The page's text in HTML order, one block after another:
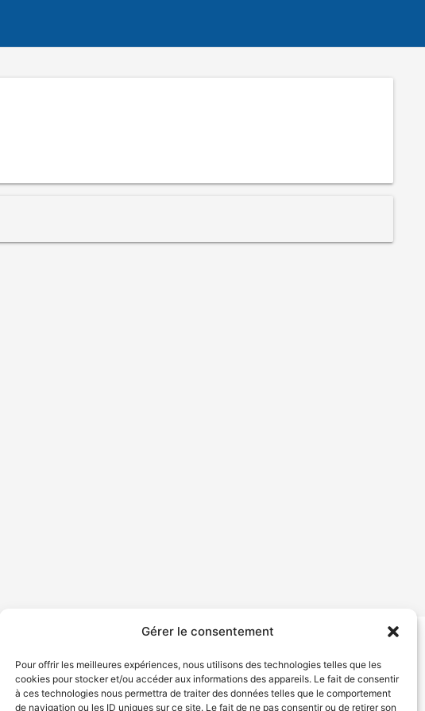
Gérer le consentement
Pour offrir les meilleures expériences, nous utilisons des technologies telles que les
cookies pour stocker et/ou accéder aux informations des appareils. Le fait de consentir
à ces technologies nous permettra de traiter des données telles que le comportement
de navigation ou les ID uniques sur ce site. Le fait de ne pas consentir ou de retirer son
Déclaration de services Politique de confidentialité